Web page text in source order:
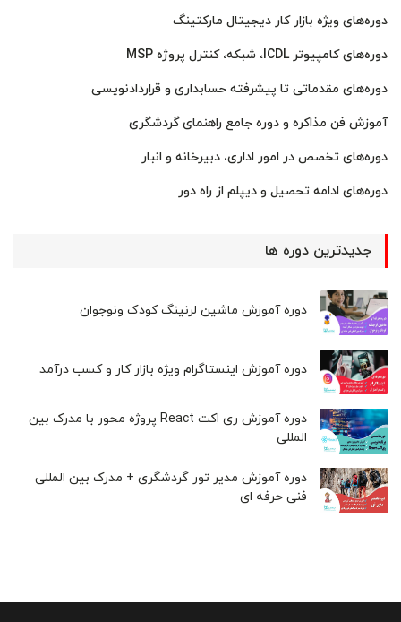
دوره‌های ویژه بازار کار دیجیتال مارکتینگ
دوره‌های کامپیوتر ICDL، شبکه، کنترل پروژه MSP
دوره‌های مقدماتی تا پیشرفته حسابداری و قراردادنویسی
آموزش فن مذاکره و دوره جامع راهنمای گردشگری
دوره‌های تخصص در امور اداری، دبیرخانه و انبار
دوره‌های ادامه تحصیل و دیپلم از راه دور
جدیدترین دوره ها
دوره آموزش ماشین لرنینگ کودک ونوجوان
دوره آموزش اینستاگرام ویژه بازار کار و کسب درآمد
دوره آموزش ری اکت React پروژه محور با مدرک بین
المللی
دوره آموزش مدیر تور گردشگری + مدرک بین المللی
فنی حرفه ای